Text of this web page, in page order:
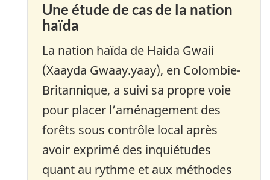
Une étude de cas de la nation
haïda
La nation haïda de Haida Gwaii
(Xaayda Gwaay.yaay), en Colombie-
Britannique, a suivi sa propre voie
pour placer l’aménagement des
forêts sous contrôle local après
avoir exprimé des inquiétudes
quant au rythme et aux méthodes